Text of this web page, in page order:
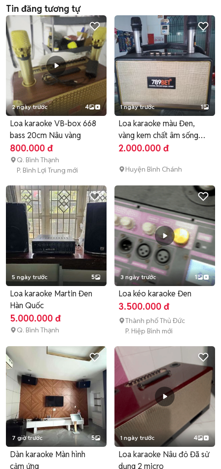
Tin đăng tương tự
2 ngày trước 4
Loa karaoke VB-box 668
bass 20cm Nâu vàng
800.000 đ
Q. Bình Thạnh
P. Bình Lợi Trung mới
1 ngày trước 1
Loa karaoke màu Đen,
vàng kem chất âm sống
động
2.000.000 đ
Huyện Bình Chánh
5 ngày trước 5
Loa karaoke Martin Đen
Hàn Quốc
5.000.000 đ
Q. Bình Thạnh
3 ngày trước 1
Loa kéo karaoke Đen
3.500.000 đ
Thành phố Thủ Đức
P. Hiệp Bình mới
7 giờ trước 5
Dàn karaoke Màn hình
cảm ứng
1 ngày trước 4
Loa karaoke Nâu đỏ Đã sử
dụng 2 micro